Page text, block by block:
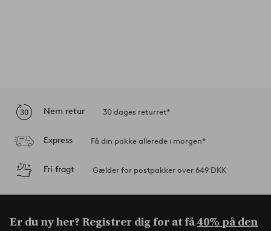
Nem retur 30 dages returret*
Express Få din pakke allerede i morgen*
Fri fragt Gælder for postpakker over 649 DKK
Er du ny her? Registrer dig for at få40% på den